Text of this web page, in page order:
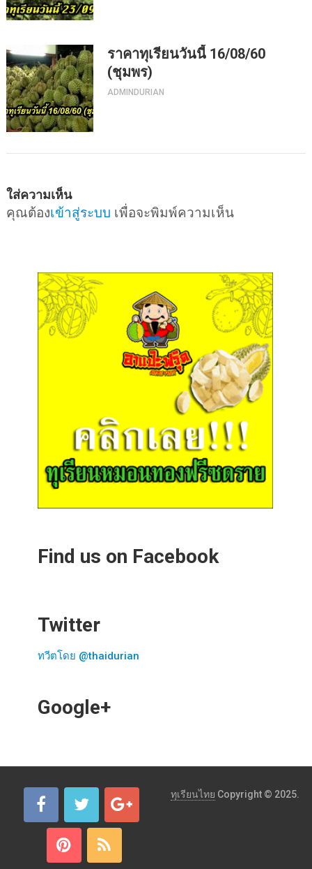
ราคาทุเรียนวันนี้ 16/08/60
(ชุมพร)
ADMINDURIAN
ใส่ความเห็น
คุณต้องเข้าสู่ระบบ เพื่อจะพิมพ์ความเห็น
Find us on Facebook
Twitter
ทวีตโดย @thaidurian
Google+
ทุเรียนไทย Copyright © 2025.